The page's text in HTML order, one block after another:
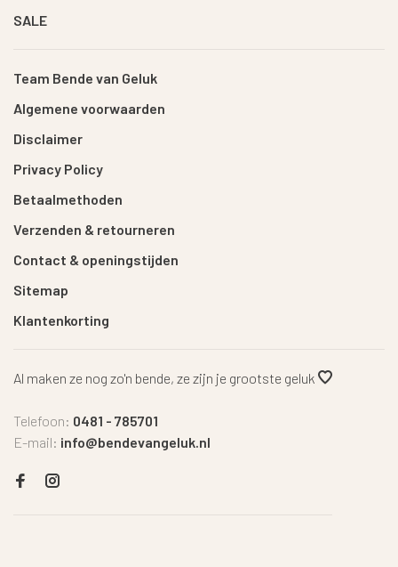
SALE
Team Bende van Geluk
Algemene voorwaarden
Disclaimer
Privacy Policy
Betaalmethoden
Verzenden & retourneren
Contact & openingstijden
Sitemap
Klantenkorting
Al maken ze nog zo'n bende, ze zijn je grootste geluk
Telefoon: 0481 - 785701
E-mail: info@bendevangeluk.nl